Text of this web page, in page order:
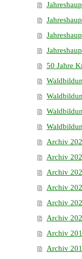
50 Jahre
Archiv
Archiv
Archiv
Archiv
Archiv
Archiv
Archiv
Archiv